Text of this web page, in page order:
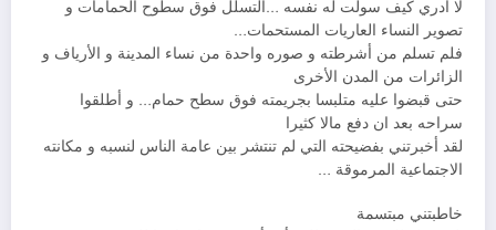
لا أدري كيف سولت له نفسه …التسلل فوق سطوح الحمامات و
تصوير النساء العاريات المستحمات…
فلم تسلم من أشرطته و صوره واحدة من نساء المدينة و الأرياف و
الزائرات من المدن الأخرى
حتى قبضوا عليه متلبسا بجريمته فوق سطح حمام… و أطلقوا
سراحه بعد ان دفع مالا كثيرا
لقد أخبرتني بفضيحته التي لم تنتشر بين عامة الناس لنسبه و مكانته
الاجتماعية المرموقة …
خاطبتني مبتسمة